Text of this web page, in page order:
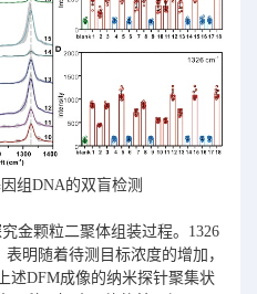
组DNA的双盲检测
金颗粒二聚体组装过程。1326
明随着待测目标浓度的增加，
述DFM成像的纳米探针聚集状